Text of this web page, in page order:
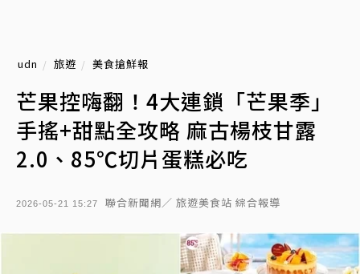
udn 旅遊 美食搶鮮報
芒果控嗨翻！4大連鎖「芒果季」
手搖+甜點全攻略 麻古楊枝甘露
2.0、85℃切片蛋糕必吃
2026-05-21 15:27 聯合新聞網／ 旅遊美食站 綜合報導